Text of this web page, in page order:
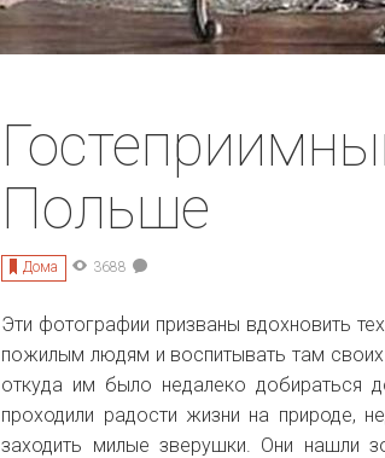
Польше
Дома 3688
Эти фотографии призваны вдохновить
пожилым людям и воспитывать там
откуда им было недалеко
проходили радости жизни на природе,
заходить милые зверушки. Они нашли